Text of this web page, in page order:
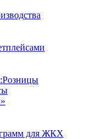
для ЖКХ